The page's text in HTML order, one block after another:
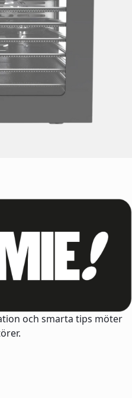
och smarta tips möter